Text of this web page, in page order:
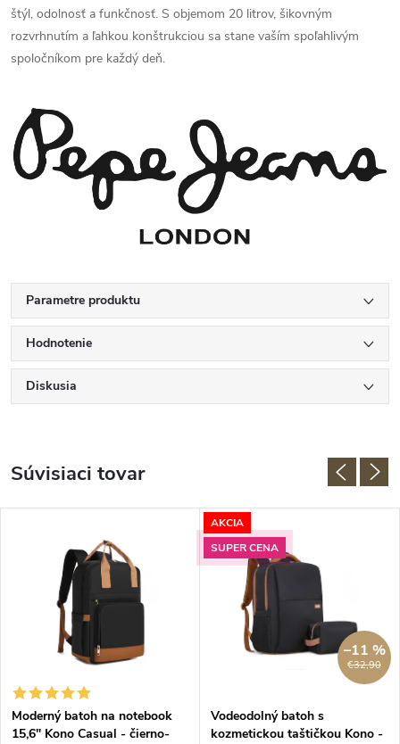
štýl, odolnosť a funkčnosť. S objemom 20 litrov, šikovným
rozvrhnutím a ľahkou konštrukciou sa stane vaším spoľahlivým
spoločníkom pre každý deň.
Parametre produktu
Hodnotenie
Diskusia
Súvisiaci tovar
Moderný batoh na notebook
15,6" Kono Casual - čierno-
AKCIA
SUPER CENA
€32,90
–11 %
Vodeodolný batoh s
kozmetickou taštičkou Kono -